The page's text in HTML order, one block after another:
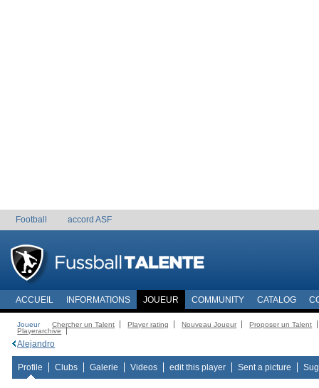
Football accord ASF
ACCUEIL INFORMATIONS JOUEUR COMMUNITY CATALOG
Joueur Chercher un Talent Player rating Nouveau Joueur
Proposer un Talent
Playerarchive
Alejandro
Profile Clubs Galerie Videos edit this player Sent a picture